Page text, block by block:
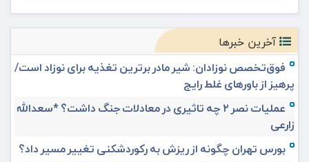
آخرین خبرها
فوق‌تخصص نوزادان: شیر مادر برترین تغذیه برای نوزاد است/
پرهیز از باورهای غلط رایج
عملیات نصر ۲ چه تاثیری در معادلات جنگ داشت؟ *سعدالله
زارعی
بورس تهران چگونه از ریزش به رکوردشکنی تغییر مسیر داد؟